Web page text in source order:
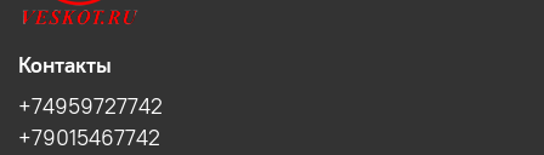
Контакты
+74959727742
+79015467742